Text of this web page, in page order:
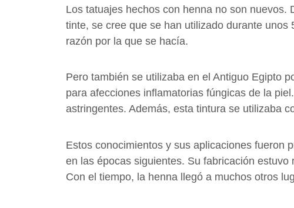
Los tatuajes hechos con henna no son
tinte, se cree que se han utilizado durante
razón por la que se hacía.
Pero también se utilizaba en el Antiguo Egipto
para afecciones inflamatorias fúngicas de la
astringentes. Además, esta tintura se utilizaba
Estos conocimientos y sus aplicaciones fueron
en las épocas siguientes. Su fabricación
Con el tiempo, la henna llegó a muchos otros